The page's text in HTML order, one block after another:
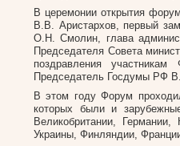
В церемонии открытия
В.В. Аристархов, первый
О.Н. Смолин, глава
Председателя Совета
поздравления
Председатель Госдумы РФ
В этом году Форум
которых были и
Великобритании,
Украины, Финляндии,